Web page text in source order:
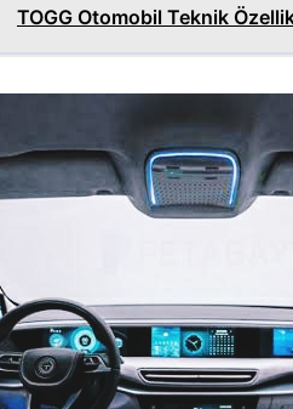
TOGG Otomobil Teknik